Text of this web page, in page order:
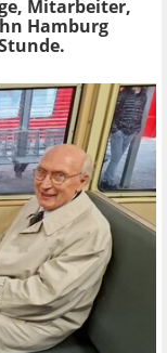
Mitarbeiter,
Hamburg